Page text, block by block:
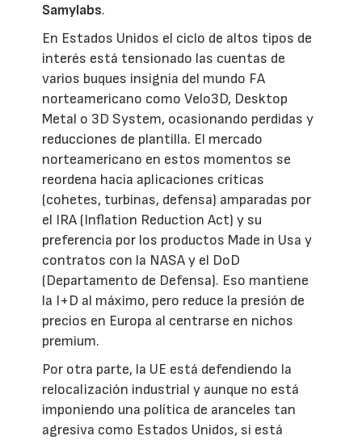
Samylabs.
En Estados Unidos el ciclo de altos tipos de
interés está tensionado las cuentas de
varios buques insignia del mundo FA
norteamericano como Velo3D, Desktop
Metal o 3D System, ocasionando perdidas y
reducciones de plantilla. El mercado
norteamericano en estos momentos se
reordena hacia aplicaciones críticas
(cohetes, turbinas, defensa) amparadas por
el IRA (Inflation Reduction Act) y su
preferencia por los productos Made in Usa y
contratos con la NASA y el DoD
(Departamento de Defensa). Eso mantiene
la I+D al máximo, pero reduce la presión de
precios en Europa al centrarse en nichos
premium.
Por otra parte, la UE está defendiendo la
relocalización industrial y aunque no está
imponiendo una política de aranceles tan
agresiva como Estados Unidos, si está